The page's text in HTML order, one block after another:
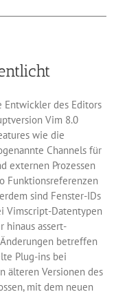
2.4
Entwickler des Editors
Vim 8.0
wie die
Channels für
externen Prozessen
Funktionsreferenzen
sind Fenster-IDs
Vimscript-Datentypen
hinaus assert-
betreffen
Plug-ins bei
älteren Versionen des
mit dem neuen